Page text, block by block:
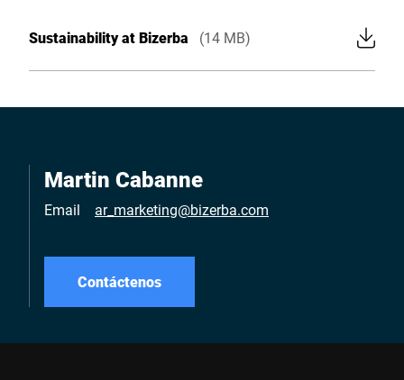
Sustainability at Bizerba (14 MB)
Martin Cabanne
Email ar_marketing@bizerba.com
Contáctenos